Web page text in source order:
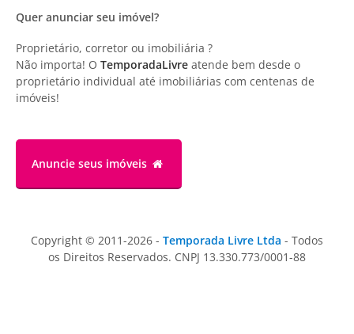
Quer anunciar seu imóvel?
Proprietário, corretor ou imobiliária ?
Não importa! O TemporadaLivre atende bem desde o
proprietário individual até imobiliárias com centenas de
imóveis!
Anuncie seus imóveis
Copyright © 2011-2026 - Temporada Livre Ltda - Todos
os Direitos Reservados. CNPJ 13.330.773/0001-88